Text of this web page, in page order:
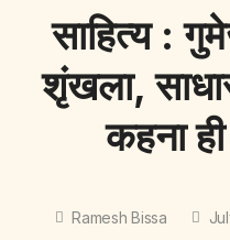
साहित्य :
शृंखला,
कहना ही
Ramesh Bissa